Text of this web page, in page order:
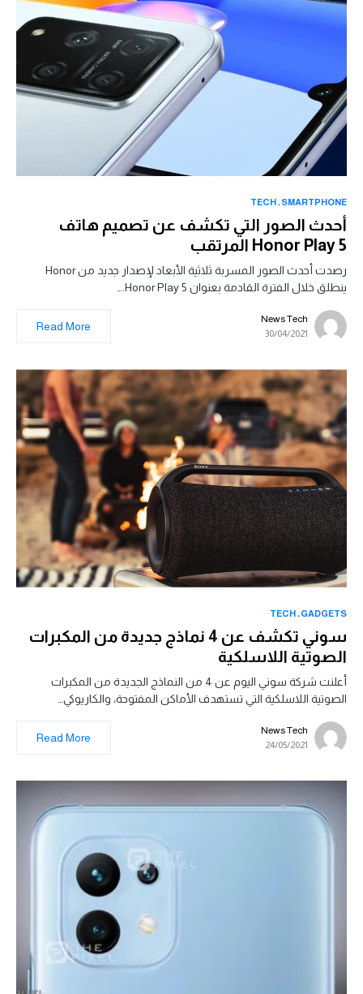
SMARTPHONE
TECH
أحدث الصور التي تكشف عن تصميم هاتف
Honor Play 5 المرتقب
رصدت أحدث الصور المسربة ثلاثية الأبعاد لإصدار جديد من Honor
ينطلق خلال الفترة القادمة بعنوان Honor Play 5.…
News Tech
30/04/2021
Read More
GADGETS
TECH
سوني تكشف عن 4 نماذج جديدة من المكبرات
الصوتية اللاسلكية
أعلنت شركة سوني اليوم عن 4 من النماذج الجديدة من المكبرات
الصوتية اللاسلكية التي تستهدف الأماكن المفتوحة، والكاريوكي…
News Tech
24/05/2021
Read More